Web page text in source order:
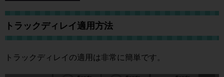
トラックディレイ適用方法
トラックディレイの適用は非常に簡単です。